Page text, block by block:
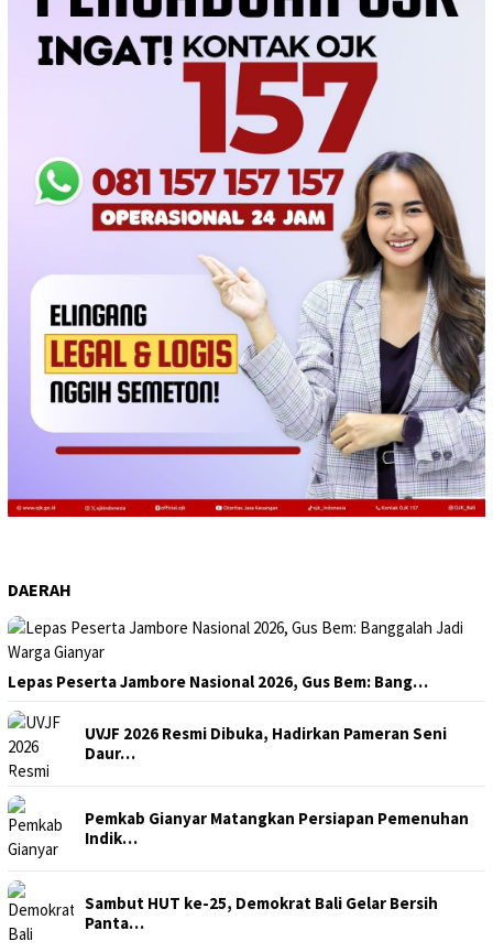
DAERAH
Lepas Peserta Jambore Nasional 2026, Gus Bem: Bang…
UVJF 2026 Resmi Dibuka, Hadirkan Pameran Seni
Daur…
Pemkab Gianyar Matangkan Persiapan Pemenuhan
Indik…
Sambut HUT ke-25, Demokrat Bali Gelar Bersih
Panta…